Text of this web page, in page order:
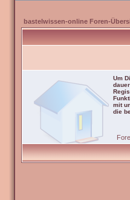
bastelwissen-online Foren-
Um
mit
die